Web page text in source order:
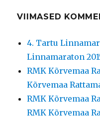
VIIMASED
4. Tartu
Linnamaraton
RMK Kõrvemaa
Kõrvemaa
RMK Kõrvemaa
RMK Kõrvemaa